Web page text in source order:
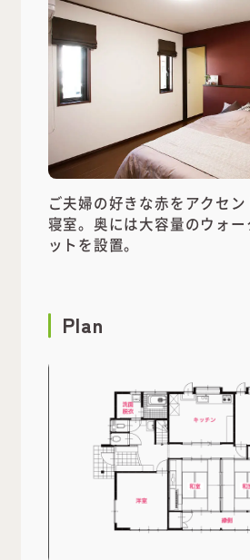
ご夫婦の好きな赤をアクセ
寝室。奥には大容量のウォ
ットを設置。
Plan